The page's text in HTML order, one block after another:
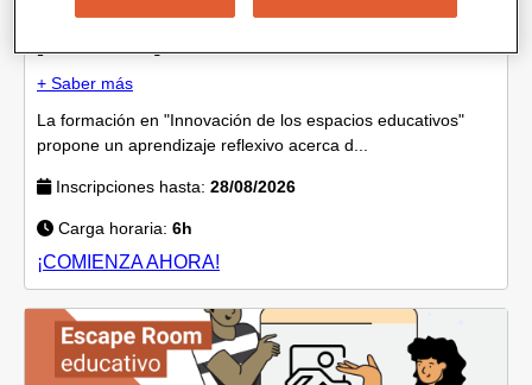
Innovación de los espacios educativos
+ Saber más
La formación en "Innovación de los espacios educativos"
propone un aprendizaje reflexivo acerca d...
Inscripciones hasta: 28/08/2026
Carga horaria: 6h
¡COMIENZA AHORA!